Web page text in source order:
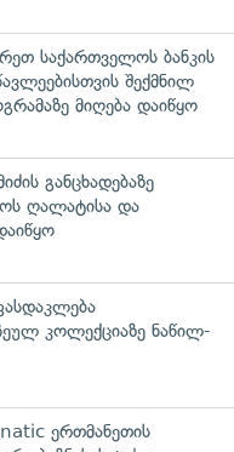
საქართველოს ბანკის
შექმნილ
მიღება დაიწყო
განცხადებაზე
ღალატისა და
კოლექციაზე ნაწილ-
ერთმანეთის